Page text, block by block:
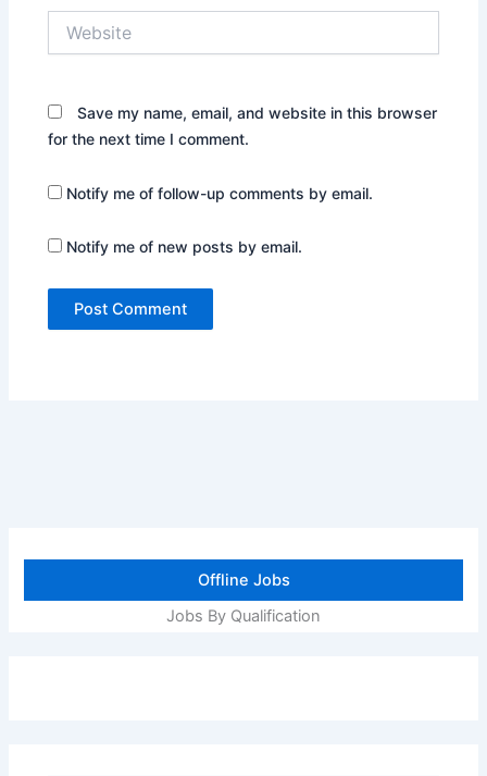
Save my name, email, and website in this browser
for the next time I comment.
Notify me of follow-up comments by email.
Notify me of new posts by email.
Offline Jobs
Jobs By Qualification